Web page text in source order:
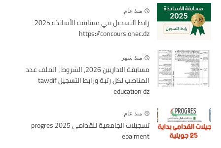
منذ عام
رابط التسجيل في مسابقة الأساتذة 2025
https://concours.onec.dz
منذ شهر
مسابقة الاداريين 2026, الشروط ، الملف عدد
المناصب لكل رتبة ورابط التسجيل tawdif
education dz
منذ عام
تسجيلات الجامعية للقدامى 2025 progres
epaiment